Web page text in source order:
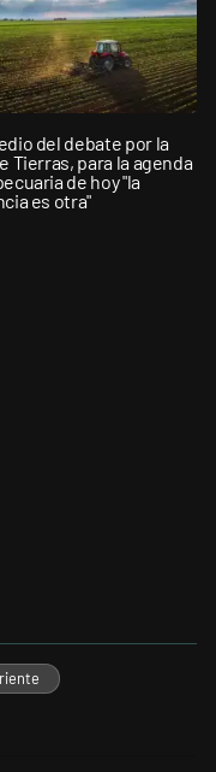
del debate por la
Tierras, para la agenda
de hoy "la
es otra"